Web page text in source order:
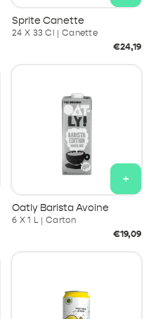
Sprite Canette
24 X 33 Cl | Canette
Prix
€24,19
+
Oatly Barista Avoine
6 X 1 L | Carton
Prix
€19,09